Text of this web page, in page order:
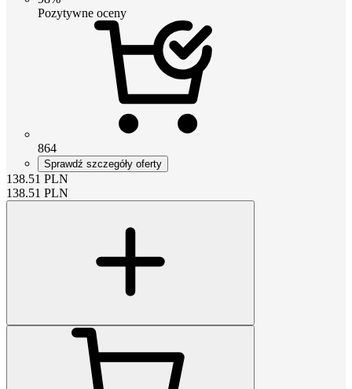
Pozytywne oceny
864
Sprawdź szczegóły oferty
138.51 PLN
138.51 PLN